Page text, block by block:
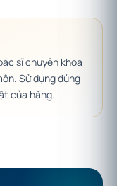
sĩ chuyên khoa
Sử dụng đúng
của hãng.